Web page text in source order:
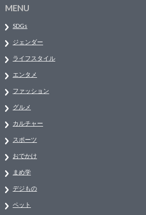
MENU
SDGs
ジェンダー
ライフスタイル
エンタメ
ファッション
グルメ
カルチャー
スポーツ
おでかけ
まめ学
デジもの
ペット